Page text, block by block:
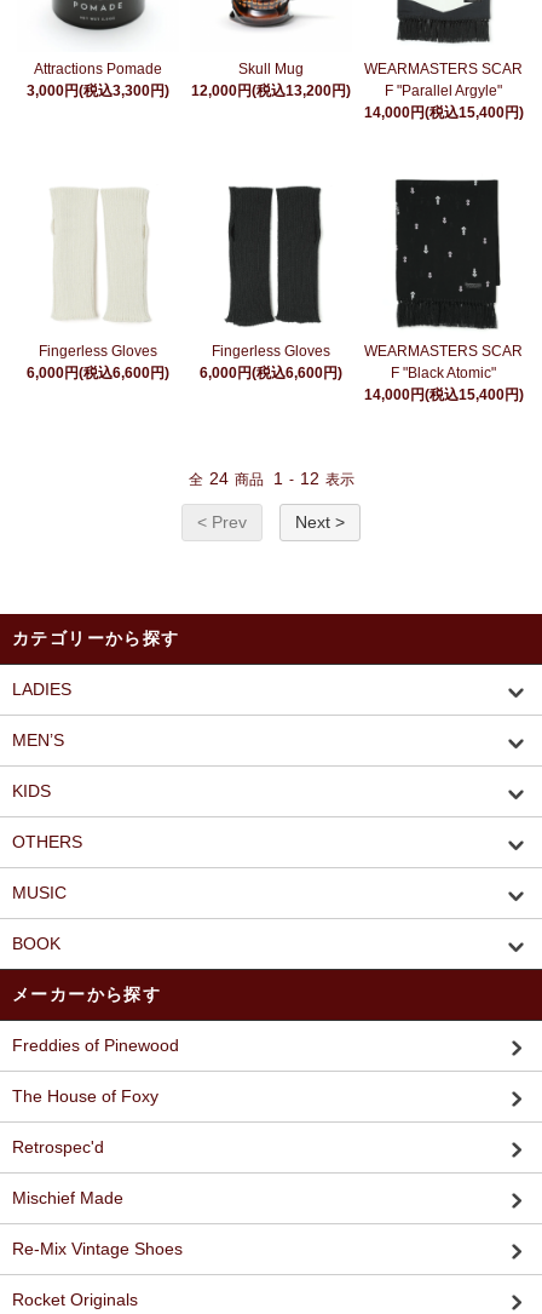
Attractions Pomade
3,000円(税込3,300円)
Skull Mug
12,000円(税込13,200円)
WEARMASTERS SCAR
F "Parallel Argyle"
14,000円(税込15,400円)
Fingerless Gloves
6,000円(税込6,600円)
Fingerless Gloves
6,000円(税込6,600円)
WEARMASTERS SCAR
F "Black Atomic"
14,000円(税込15,400円)
全 24 商品 1 - 12 表示
< Prev Next >
カテゴリーから探す
LADIES
MEN’S
KIDS
OTHERS
MUSIC
BOOK
メーカーから探す
Freddies of Pinewood
The House of Foxy
Retrospec'd
Mischief Made
Re-Mix Vintage Shoes
Rocket Originals